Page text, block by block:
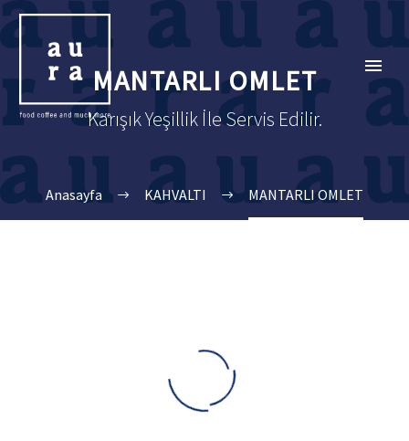
MANTARLI OMLET
Karışık Yeşillik İle Servis Edilir.
Anasayfa KAHVALTI MANTARLI OMLET